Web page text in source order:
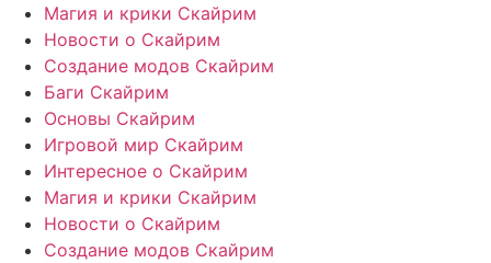
Магия и крики Скайрим
Новости о Скайрим
Создание модов Скайрим
Баги Скайрим
Основы Скайрим
Игровой мир Скайрим
Интересное о Скайрим
Магия и крики Скайрим
Новости о Скайрим
Создание модов Скайрим